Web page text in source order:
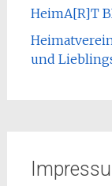
HeimA[R]T
und